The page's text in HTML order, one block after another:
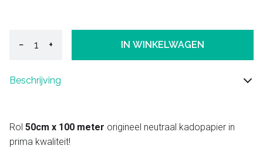
− + IN WINKELWAGEN
Beschrijving
Rol 50cm x 100 meter origineel neutraal kadopapier in
prima kwaliteit!